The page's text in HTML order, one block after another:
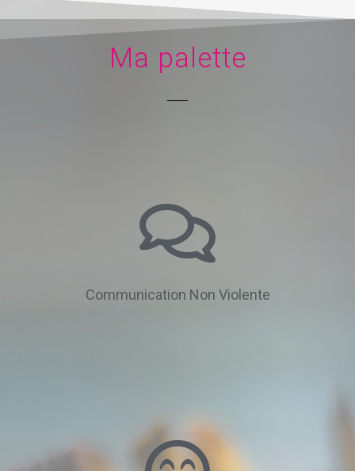
Ma palette
Communication Non Violente